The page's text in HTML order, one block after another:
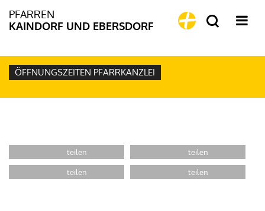
PFARREN
KAINDORF UND EBERSDORF
ÖFFNUNGSZEITEN PFARRKANZLEI